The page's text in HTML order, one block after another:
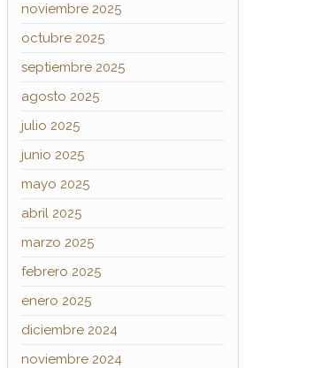
noviembre 2025
octubre 2025
septiembre 2025
agosto 2025
julio 2025
junio 2025
mayo 2025
abril 2025
marzo 2025
febrero 2025
enero 2025
diciembre 2024
noviembre 2024